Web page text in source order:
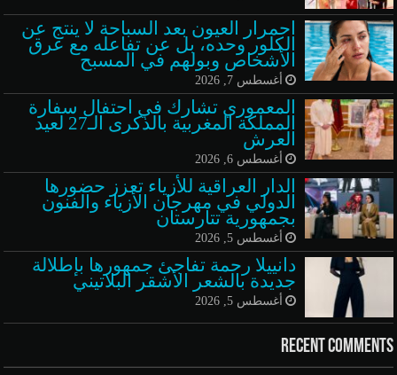
احمرار العيون بعد السباحة لا ينتج عن
الكلور وحده، بل عن تفاعله مع عرق
الأشخاص وبولهم في المسبح
أغسطس 7, 2026
المعموري تشارك في احتفال سفارة
المملكة المغربية بالذكرى الـ27 لعيد
العرش
أغسطس 6, 2026
الدار العراقية للأزياء تعزز حضورها
الدولي في مهرجان الأزياء والفنون
بجمهورية تتارستان
أغسطس 5, 2026
دانييلا رحمة تفاجئ جمهورها بإطلالة
جديدة بالشعر الأشقر البلاتيني
أغسطس 5, 2026
Recent Comments